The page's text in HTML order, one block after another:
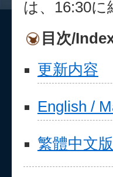
は、16:30に
目次/
更新内容
English /
繁體中文